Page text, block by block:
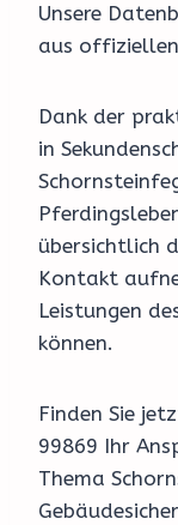
Unsere
aus
Dank der
in
übersichtlich
Kontakt
Leistungen
können.
Finden Sie
99869 Ihr
Thema